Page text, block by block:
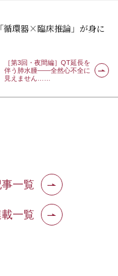
環器×臨床推論」が身に
［第3回・夜間編］QT延長を
伴う肺水腫――全然心不全に
見えません……
一覧
一覧